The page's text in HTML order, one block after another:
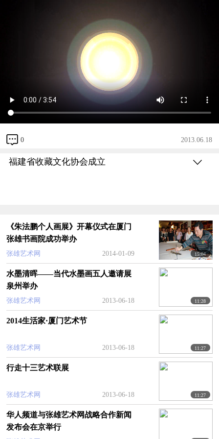
0 2013.06.18
福建省收藏文化协会成立
《朱法鹏个人画展》开幕仪式在厦门
张雄书画院成功举办
张雄艺术网 2014-01-09 15:04
水墨清晖——当代水墨画五人邀请展
泉州举办
张雄艺术网 2013-06-18 11:28
2014生活家·厦门艺术节
张雄艺术网 2013-06-18 11:27
行走十三艺术联展
张雄艺术网 2013-06-18 11:27
华人频道与张雄艺术网战略合作新闻
发布会在京举行